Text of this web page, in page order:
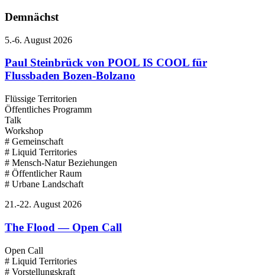
Demnächst
5.-6. August 2026
Paul Steinbrück von POOL IS COOL für
Flussbaden Bozen-Bolzano
Flüssige Territorien
Öffentliches Programm
Talk
Workshop
# Gemeinschaft
# Liquid Territories
# Mensch-Natur Beziehungen
# Öffentlicher Raum
# Urbane Landschaft
21.-22. August 2026
The Flood — Open Call
Open Call
# Liquid Territories
# Vorstellungskraft